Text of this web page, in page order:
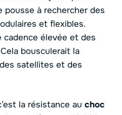
à rechercher des
et flexibles.
cadence élevée et des
bousculerait la
satellites et des
la résistance au choc